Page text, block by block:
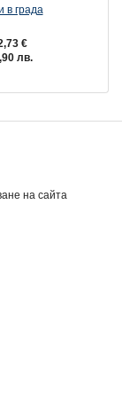
в града
€
лв.
на сайта